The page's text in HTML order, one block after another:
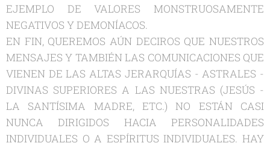
EJEMPLO DE VALORES MONSTRUOSAMENTE
NEGATIVOS Y DEMONÍACOS.
EN FIN, QUEREMOS AÚN DECIROS QUE NUESTROS
MENSAJES Y TAMBIÉN LAS COMUNICACIONES QUE
VIENEN DE LAS ALTAS JERARQUÍAS - ASTRALES -
DIVINAS SUPERIORES A LAS NUESTRAS (JESÚS -
LA SANTÍSIMA MADRE, ETC.) NO ESTÁN CASI
NUNCA DIRIGIDOS HACIA PERSONALIDADES
INDIVIDUALES O A ESPÍRITUS INDIVIDUALES. HAY